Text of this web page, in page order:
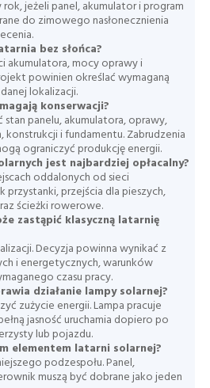
rok, jeżeli panel, akumulator i program
do zimowego nasłonecznienia
bez słońca?
akumulatora, mocy oprawy i
powinien określać wymaganą
lokalizacji.
konserwacji?
panelu, akumulatora, oprawy,
i fundamentu. Zabrudzenia
ograniczyć produkcję energii.
jest najbardziej opłacalny?
oddalonych od sieci
przejścia dla pieszych,
ścieżki rowerowe.
zastąpić klasyczną latarnię
Decyzja powinna wynikać z
i energetycznych, warunków
czasu pracy.
działanie lampy solarnej?
zużycie energii. Lampa pracuje
jasność uruchamia dopiero po
lub pojazdu.
elementem latarni solarnej?
podzespołu. Panel,
muszą być dobrane jako jeden